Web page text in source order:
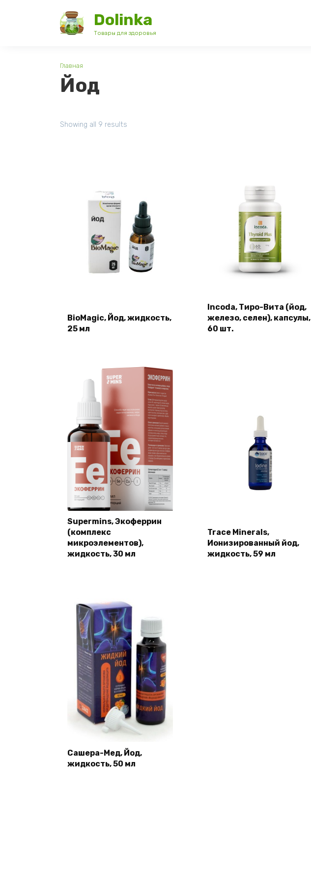
Dolinka
Товары для здоровья
Главная
Йод
Showing all 9 results
BioMagic, Йод, жидкость,
25 мл
Incoda, Тиро-Вита (йод,
железо, селен), капсулы,
60 шт.
Supermins, Экоферрин
(комплекс
микроэлементов),
жидкость, 30 мл
Trace Minerals,
Ионизированный йод,
жидкость, 59 мл
Сашера-Мед, Йод,
жидкость, 50 мл